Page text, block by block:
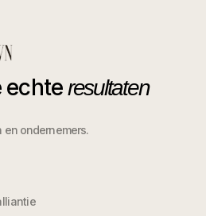
echteresultaten
en ondernemers.